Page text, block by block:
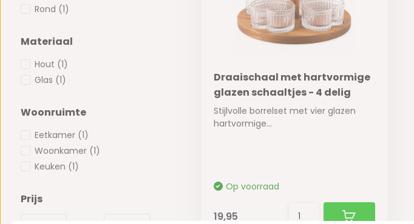
Rond (1)
Materiaal
Hout (1)
Glas (1)
Woonruimte
Eetkamer (1)
Woonkamer (1)
Keuken (1)
Prijs
Draaischaal met hartvormige
glazen schaaltjes - 4 delig
Stijlvolle borrelset met vier glazen
hartvormige...
Op voorraad
19,95